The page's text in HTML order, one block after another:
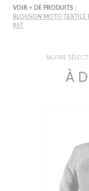
VOIR + DE PRODUITS :
BLOUSON MOTO TEXTILE
RST
NOTRE
À